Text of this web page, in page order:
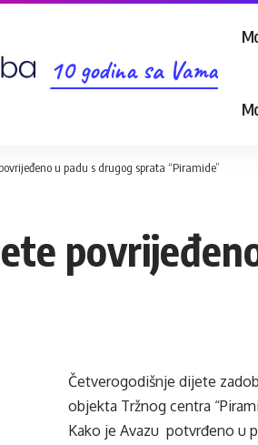
10 godina sa Vama
u padu s drugog sprata “Piramide”
Četverogodišnje dijete
objekta Tržnog centra
Kako je Avazu potvrđeno u